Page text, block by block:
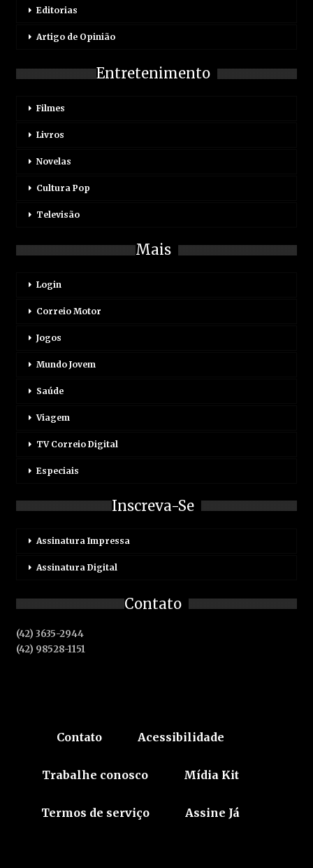
Editorias
Artigo de Opinião
Entretenimento
Filmes
Livros
Novelas
Cultura Pop
Televisão
Mais
Login
Correio Motor
Jogos
Mundo Jovem
Saúde
Viagem
TV Correio Digital
Especiais
Inscreva-Se
Assinatura Impressa
Assinatura Digital
Contato
(42) 3635-2944
(42) 98528-1151
Contato Acessibilidade
Trabalhe conosco Mídia Kit
Termos de serviço Assine Já